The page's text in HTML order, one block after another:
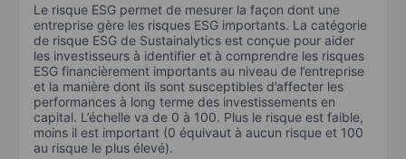
Le risque ESG permet de mesurer la façon dont une
entreprise gère les risques ESG importants. La catégorie
de risque ESG de Sustainalytics est conçue pour aider
les investisseurs à identifier et à comprendre les risques
ESG financièrement importants au niveau de l’entreprise
et la manière dont ils sont susceptibles d’affecter les
performances à long terme des investissements en
capital. L’échelle va de 0 à 100. Plus le risque est faible,
moins il est important (0 équivaut à aucun risque et 100
au risque le plus élevé).